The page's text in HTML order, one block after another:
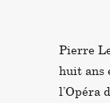
Pierre
huit ans
l’Opéra